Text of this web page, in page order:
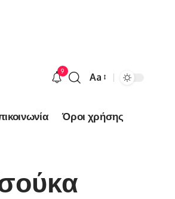
9
Font
Aa
Όροι χρήσης